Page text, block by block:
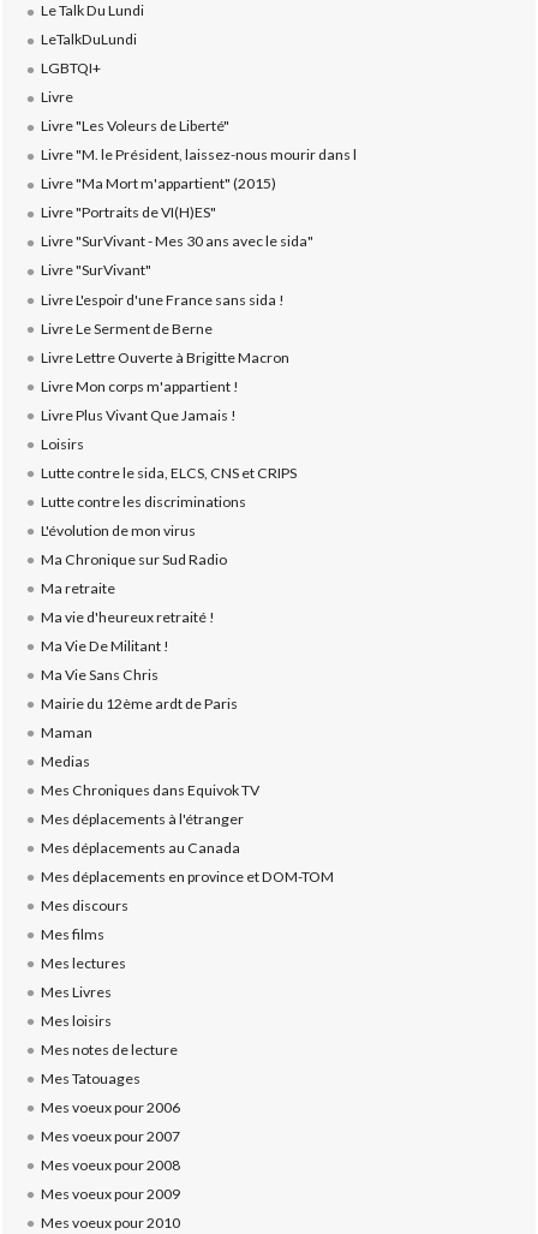
Le Talk Du Lundi
LeTalkDuLundi
LGBTQI+
Livre
Livre "Les Voleurs de Liberté"
Livre "M. le Président, laissez-nous mourir dans l
Livre "Ma Mort m'appartient" (2015)
Livre "Portraits de VI(H)ES"
Livre "SurVivant - Mes 30 ans avec le sida"
Livre "SurVivant"
Livre L'espoir d'une France sans sida !
Livre Le Serment de Berne
Livre Lettre Ouverte à Brigitte Macron
Livre Mon corps m'appartient !
Livre Plus Vivant Que Jamais !
Loisirs
Lutte contre le sida, ELCS, CNS et CRIPS
Lutte contre les discriminations
L'évolution de mon virus
Ma Chronique sur Sud Radio
Ma retraite
Ma vie d'heureux retraité !
Ma Vie De Militant !
Ma Vie Sans Chris
Mairie du 12ème ardt de Paris
Maman
Medias
Mes Chroniques dans Equivok TV
Mes déplacements à l'étranger
Mes déplacements au Canada
Mes déplacements en province et DOM-TOM
Mes discours
Mes films
Mes lectures
Mes Livres
Mes loisirs
Mes notes de lecture
Mes Tatouages
Mes voeux pour 2006
Mes voeux pour 2007
Mes voeux pour 2008
Mes voeux pour 2009
Mes voeux pour 2010